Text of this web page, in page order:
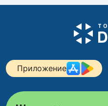
Приложение